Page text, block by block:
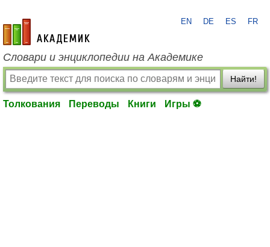
academic.ru
EN DE ES FR
Словари и энциклопедии на Академике
Найти!
Толкования Переводы Книги Игры ⚽